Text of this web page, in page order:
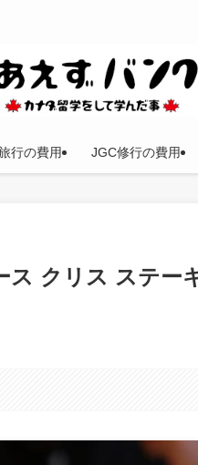
行の費用 JGC修行の費用
クリス ステー